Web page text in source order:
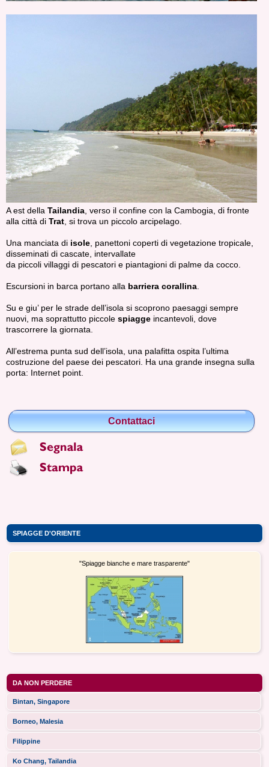
SPIAGGE D'ORIENTE
"Spiagge bianche e mare trasparente"
DA NON PERDERE
Bintan, Singapore
Borneo, Malesia
Filippine
Ko Chang, Tailandia
A est della Tailandia , verso il confine con la Cambogia, di fronte
alla città di Trat , si trova un piccolo arcipelago.
Una manciata di isole , panettoni coperti di vegetazione tropicale,
disseminati di cascate, intervallate
da piccoli villaggi di pescatori e piantagioni di palme da cocco.
Escursioni in barca portano alla barriera corallina
Su e giu’ per le strade dell’isola si scoprono paesaggi sempre
nuovi, ma soprattutto piccole spiagge incantevoli, dove
trascorrere la giornata.
All’estrema punta sud dell’isola, una palafitta ospita l’ultima
costruzione del paese dei pescatori. Ha una grande insegna sulla
porta: Internet point.
Contattaci